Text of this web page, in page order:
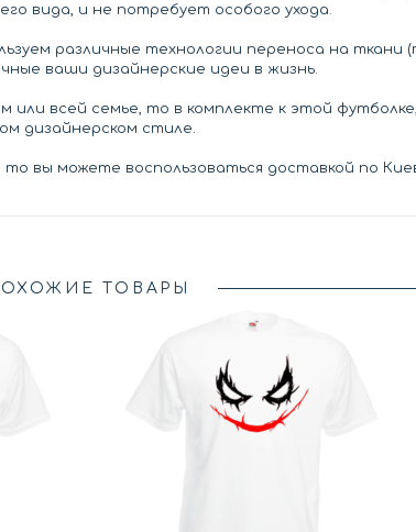
вида, и не потребует особого ухода.
различные технологии переноса на
ваши дизайнерские идеи в жизнь.
или всей семье, то в комплекте к этой
дизайнерском стиле.
вы можете воспользоваться доставкой по
ТОВАРЫ